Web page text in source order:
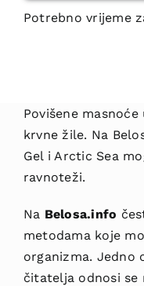
Potrebno vrijeme
Povišene
krvne žile. Na
Gel i Arctic Sea
ravnoteži.
Na Belosa.info
metodama koje
organizma. Jedno
čitatelja odnosi se